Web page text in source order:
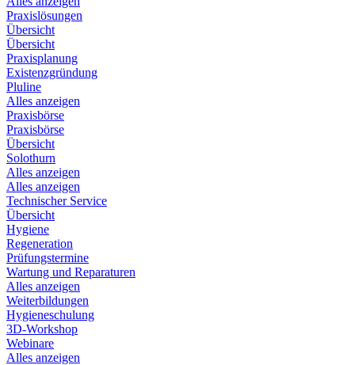
Praxislösungen
Übersicht
Übersicht
Praxisplanung
Existenzgründung
Pluline
Alles anzeigen
Praxisbörse
Praxisbörse
Übersicht
Solothurn
Alles anzeigen
Alles anzeigen
Technischer Service
Übersicht
Hygiene
Regeneration
Prüfungstermine
Wartung und Reparaturen
Alles anzeigen
Weiterbildungen
Hygieneschulung
3D-Workshop
Webinare
Alles anzeigen